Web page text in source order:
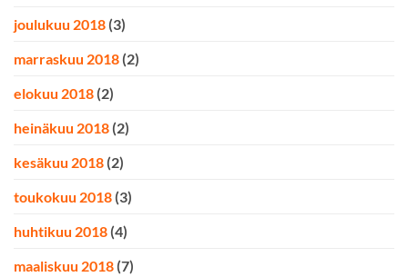
joulukuu 2018 (3)
marraskuu 2018 (2)
elokuu 2018 (2)
heinäkuu 2018 (2)
kesäkuu 2018 (2)
toukokuu 2018 (3)
huhtikuu 2018 (4)
maaliskuu 2018 (7)